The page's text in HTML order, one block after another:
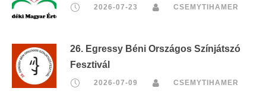
2026-07-23 CSEMYTIHAMER
26. Egressy Béni Országos Színjátszó
Fesztivál
2026-07-09 CSEMYTIHAMER